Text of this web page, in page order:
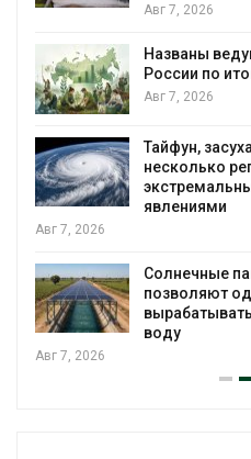
Авг 7, 2026
Названы
России по
Авг 7, 2026
Тайфун,
несколько
явлениями
Авг 7, 2026
Солнечные
позволяют
воду
Авг 7, 2026